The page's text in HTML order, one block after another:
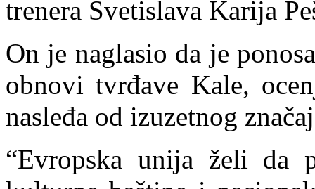
trenera Svetislava Karija
On je naglasio da je
obnovi tvrđave Kale,
nasleđa od izuzetnog
“Evropska unija želi da